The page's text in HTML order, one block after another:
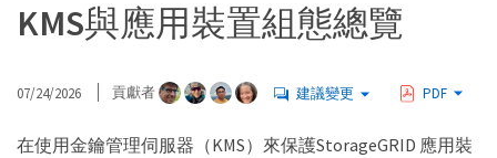
KMS與應用裝置組態總覽
07/24/2026 貢獻者 建議變更 PDF
在使用金鑰管理伺服器（KMS）來保護StorageGRID 應用裝